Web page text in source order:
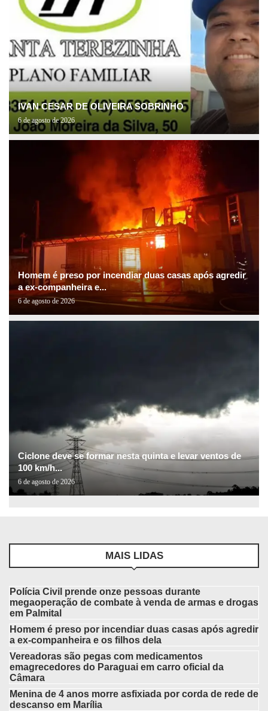
IVAN CESAR DE OLIVEIRA SOBRINHO
6 de agosto de 2026
Homem é preso por incendiar duas casas após agredir
a ex-companheira e...
6 de agosto de 2026
Ciclone deve se formar nesta quinta e levar ventos de
100 km/h...
6 de agosto de 2026
MAIS LIDAS
Polícia Civil prende onze pessoas durante
megaoperação de combate à venda de armas e drogas
em Palmital
Homem é preso por incendiar duas casas após agredir
a ex-companheira e os filhos dela
Vereadoras são pegas com medicamentos
emagrecedores do Paraguai em carro oficial da
Câmara
Menina de 4 anos morre asfixiada por corda de rede de
descanso em Marília